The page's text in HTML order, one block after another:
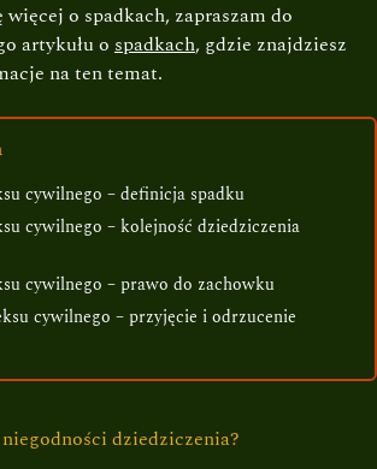
o spadkach, zapraszam do
artykułu o spadkach, gdzie znajdziesz
na ten temat.
cywilnego – definicja spadku
cywilnego – kolejność dziedziczenia
cywilnego – prawo do zachowku
cywilnego – przyjęcie i odrzucenie
niegodności dziedziczenia?